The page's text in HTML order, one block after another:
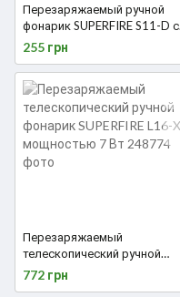
Перезаряжаемый ручной
фонарик SUPERFIRE S11-D с
мощностью 2 Вт
255 грн
Перезаряжаемый
телескопический ручной
фонарик SUPERFIRE L16-X с
мощностью 7 Вт
772 грн